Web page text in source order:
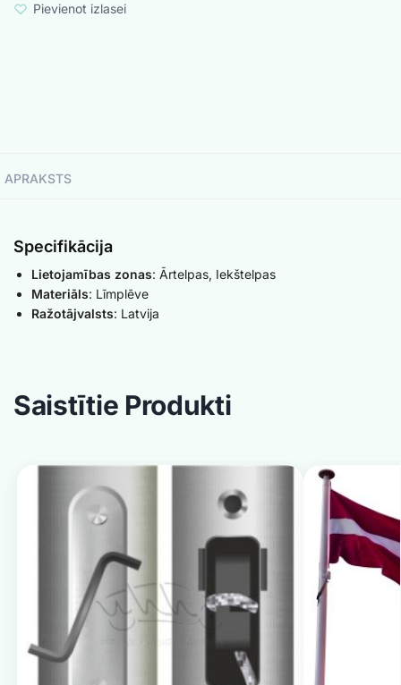
Pievienot izlasei
APRAKSTS
Specifikācija
Lietojamības zonas: Ārtelpas, Iekštelpas
Materiāls: Līmplēve
Ražotājvalsts: Latvija
Saistītie Produkti